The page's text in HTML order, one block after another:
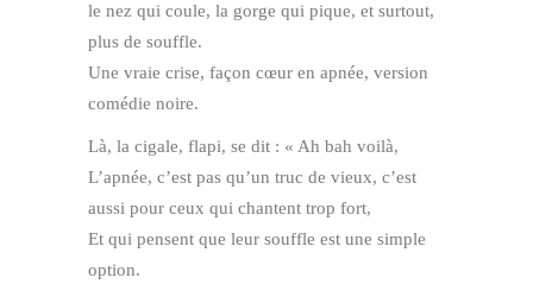
le nez qui coule, la gorge qui pique, et surtout,
plus de souffle.
Une vraie crise, façon cœur en apnée, version
comédie noire.
Là, la cigale, flapi, se dit : « Ah bah voilà,
L’apnée, c’est pas qu’un truc de vieux, c’est
aussi pour ceux qui chantent trop fort,
Et qui pensent que leur souffle est une simple
option.